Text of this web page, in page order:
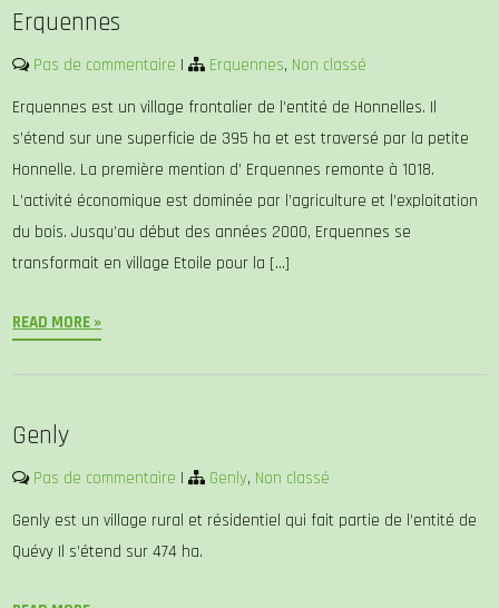
Erquennes
Pas de commentaire | Erquennes, Non classé
Erquennes est un village frontalier de l’entité de Honnelles. Il
s’étend sur une superficie de 395 ha et est traversé par la petite
Honnelle. La première mention d’ Erquennes remonte à 1018.
L’activité économique est dominée par l’agriculture et l’exploitation
du bois. Jusqu’au début des années 2000, Erquennes se
transformait en village Etoile pour la […]
READ MORE »
Genly
Pas de commentaire | Genly, Non classé
Genly est un village rural et résidentiel qui fait partie de l’entité de
Quévy Il s’étend sur 474 ha.